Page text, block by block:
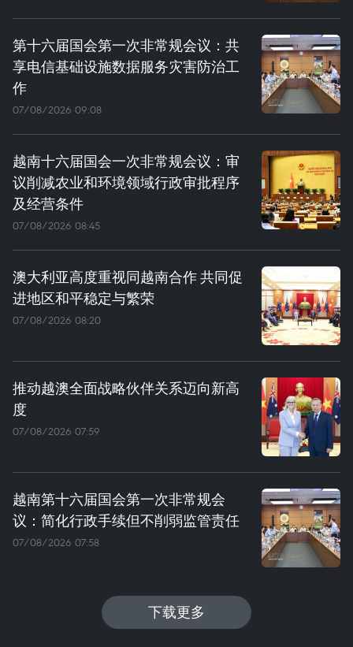
第十六届国会第一次非常规会议：共
享电信基础设施数据服务灾害防治工
作
07/08/2026 09:08
越南十六届国会一次非常规会议：审
议削减农业和环境领域行政审批程序
及经营条件
07/08/2026 08:45
澳大利亚高度重视同越南合作 共同促
进地区和平稳定与繁荣
07/08/2026 08:20
推动越澳全面战略伙伴关系迈向新高
度
07/08/2026 07:59
越南第十六届国会第一次非常规会
议：简化行政手续但不削弱监管责任
07/08/2026 07:58
下载更多